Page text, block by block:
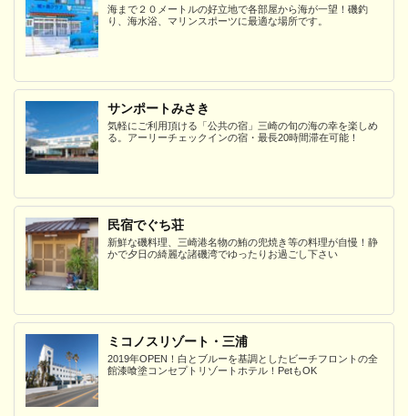
海まで２０メートルの好立地で各部屋から海が一望！磯釣
り、海水浴、マリンスポーツに最適な場所です。
サンポートみさき
気軽にご利用頂ける「公共の宿」三崎の旬の海の幸を楽しめ
る。アーリーチェックインの宿・最長20時間滞在可能！
民宿でぐち荘
新鮮な磯料理、三崎港名物の鮪の兜焼き等の料理が自慢！静
かで夕日の綺麗な諸磯湾でゆったりお過ごし下さい
ミコノスリゾート・三浦
2019年OPEN！白とブルーを基調としたビーチフロントの全
館漆喰塗コンセプトリゾートホテル！PetもOK